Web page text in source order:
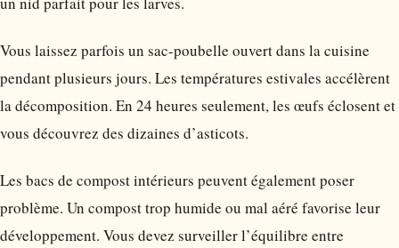
Vous laissez parfois un sac-poubelle ouvert dans la cuisine
pendant plusieurs jours. Les températures estivales accélèrent
la décomposition. En 24 heures seulement, les œufs éclosent et
vous découvrez des dizaines d’asticots.
Les bacs de compost intérieurs peuvent également poser
problème. Un compost trop humide ou mal aéré favorise leur
développement. Vous devez surveiller l’équilibre entre